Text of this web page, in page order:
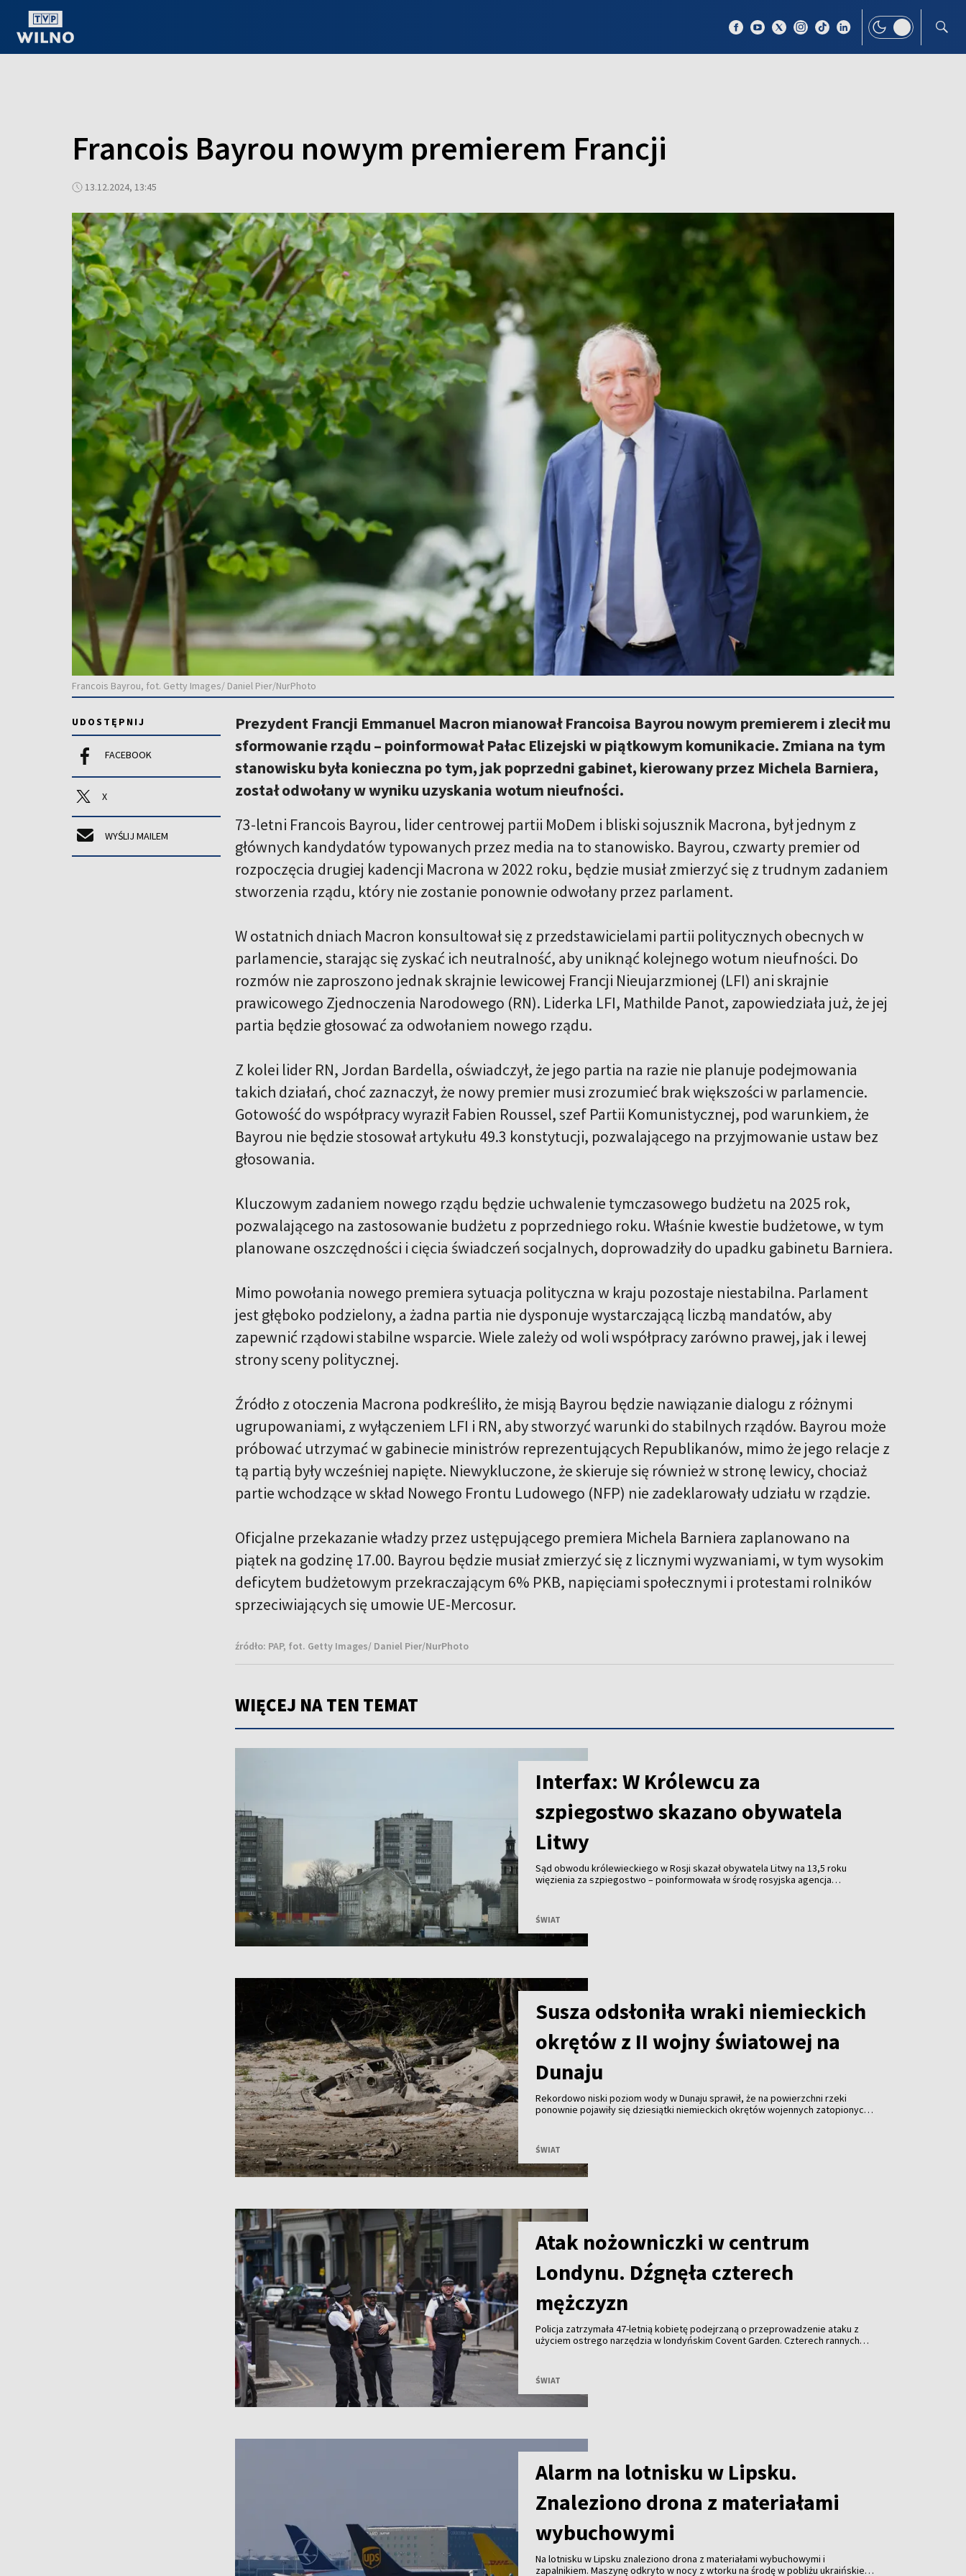
Francois Bayrou nowym premierem Francji
13.12.2024, 13:45
Francois Bayrou, fot. Getty Images/ Daniel Pier/NurPhoto
UDOSTĘPNIJ
FACEBOOK
X
WYŚLIJ MAILEM
Prezydent Francji Emmanuel Macron mianował Francoisa Bayrou nowym premierem i zlecił mu
sformowanie rządu – poinformował Pałac Elizejski w piątkowym komunikacie. Zmiana na tym
stanowisku była konieczna po tym, jak poprzedni gabinet, kierowany przez Michela Barniera,
został odwołany w wyniku uzyskania wotum nieufności.
73-letni Francois Bayrou, lider centrowej partii MoDem i bliski sojusznik Macrona, był jednym z
głównych kandydatów typowanych przez media na to stanowisko. Bayrou, czwarty premier od
rozpoczęcia drugiej kadencji Macrona w 2022 roku, będzie musiał zmierzyć się z trudnym zadaniem
stworzenia rządu, który nie zostanie ponownie odwołany przez parlament.
W ostatnich dniach Macron konsultował się z przedstawicielami partii politycznych obecnych w
parlamencie, starając się zyskać ich neutralność, aby uniknąć kolejnego wotum nieufności. Do
rozmów nie zaproszono jednak skrajnie lewicowej Francji Nieujarzmionej (LFI) ani skrajnie
prawicowego Zjednoczenia Narodowego (RN). Liderka LFI, Mathilde Panot, zapowiedziała już, że jej
partia będzie głosować za odwołaniem nowego rządu.
Z kolei lider RN, Jordan Bardella, oświadczył, że jego partia na razie nie planuje podejmowania
takich działań, choć zaznaczył, że nowy premier musi zrozumieć brak większości w parlamencie.
Gotowość do współpracy wyraził Fabien Roussel, szef Partii Komunistycznej, pod warunkiem, że
Bayrou nie będzie stosował artykułu 49.3 konstytucji, pozwalającego na przyjmowanie ustaw bez
głosowania.
Kluczowym zadaniem nowego rządu będzie uchwalenie tymczasowego budżetu na 2025 rok,
pozwalającego na zastosowanie budżetu z poprzedniego roku. Właśnie kwestie budżetowe, w tym
planowane oszczędności i cięcia świadczeń socjalnych, doprowadziły do upadku gabinetu Barniera.
Mimo powołania nowego premiera sytuacja polityczna w kraju pozostaje niestabilna. Parlament
jest głęboko podzielony, a żadna partia nie dysponuje wystarczającą liczbą mandatów, aby
zapewnić rządowi stabilne wsparcie. Wiele zależy od woli współpracy zarówno prawej, jak i lewej
strony sceny politycznej.
Źródło z otoczenia Macrona podkreśliło, że misją Bayrou będzie nawiązanie dialogu z różnymi
ugrupowaniami, z wyłączeniem LFI i RN, aby stworzyć warunki do stabilnych rządów. Bayrou może
próbować utrzymać w gabinecie ministrów reprezentujących Republikanów, mimo że jego relacje z
tą partią były wcześniej napięte. Niewykluczone, że skieruje się również w stronę lewicy, chociaż
partie wchodzące w skład Nowego Frontu Ludowego (NFP) nie zadeklarowały udziału w rządzie.
Oficjalne przekazanie władzy przez ustępującego premiera Michela Barniera zaplanowano na
piątek na godzinę 17.00. Bayrou będzie musiał zmierzyć się z licznymi wyzwaniami, w tym wysokim
deficytem budżetowym przekraczającym 6% PKB, napięciami społecznymi i protestami rolników
sprzeciwiających się umowie UE-Mercosur.
źródło: PAP, fot. Getty Images/ Daniel Pier/NurPhoto
WIĘCEJ NA TEN TEMAT
Interfax: W Królewcu za
szpiegostwo skazano obywatela
Litwy
Sąd obwodu królewieckiego w Rosji skazał obywatela Litwy na 13,5 roku
więzienia za szpiegostwo – poinformowała w środę rosyjska agencja
ŚWIAT
Susza odsłoniła wraki niemieckich
okrętów z II wojny światowej na
Dunaju
Rekordowo niski poziom wody w Dunaju sprawił, że na powierzchni rzeki
ponownie pojawiły się dziesiątki niemieckich okrętów wojennych zatopionych
ŚWIAT
Atak nożowniczki w centrum
Londynu. Dźgnęła czterech
mężczyzn
Policja zatrzymała 47-letnią kobietę podejrzaną o przeprowadzenie ataku z
użyciem ostrego narzędzia w londyńskim Covent Garden. Czterech rannych
ŚWIAT
Alarm na lotnisku w Lipsku.
Znaleziono drona z materiałami
wybuchowymi
Na lotnisku w Lipsku znaleziono drona z materiałami wybuchowymi i
zapalnikiem. Maszynę odkryto w nocy z wtorku na środę w pobliżu ukraińskiego